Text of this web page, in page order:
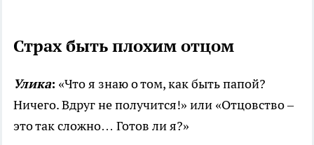
Страх быть плохим отцом
Улика: «Что я знаю о том, как быть папой?
Ничего. Вдруг не получится!» или «Отцовство –
это так сложно… Готов ли я?»